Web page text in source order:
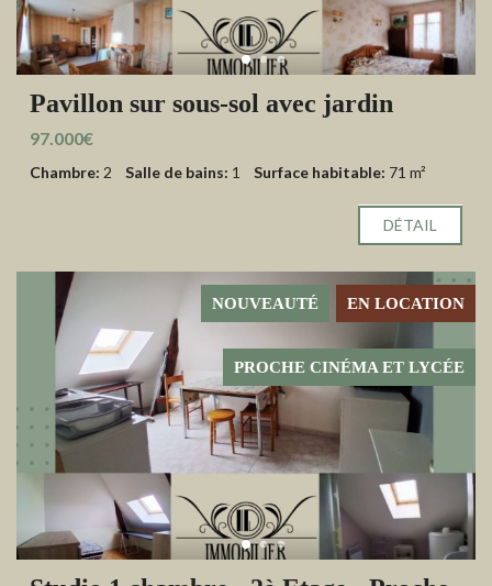
Pavillon sur sous-sol avec jardin
97.000€
Chambre: 2 Salle de bains: 1 Surface habitable: 71 m²
DÉTAIL
EN LOCATION
NOUVEAUTÉ
PROCHE CINÉMA ET LYCÉE